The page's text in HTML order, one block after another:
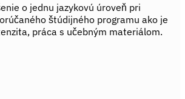
o jednu jazykovú úroveň pri
štúdijného programu ako je
práca s učebným materiálom.